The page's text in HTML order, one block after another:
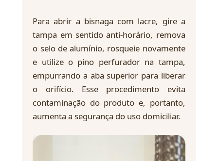
Para abrir a bisnaga com lacre, gire a
tampa em sentido anti-horário, remova
o selo de alumínio, rosqueie novamente
e utilize o pino perfurador na tampa,
empurrando a aba superior para liberar
o orifício. Esse procedimento evita
contaminação do produto e, portanto,
aumenta a segurança do uso domiciliar.